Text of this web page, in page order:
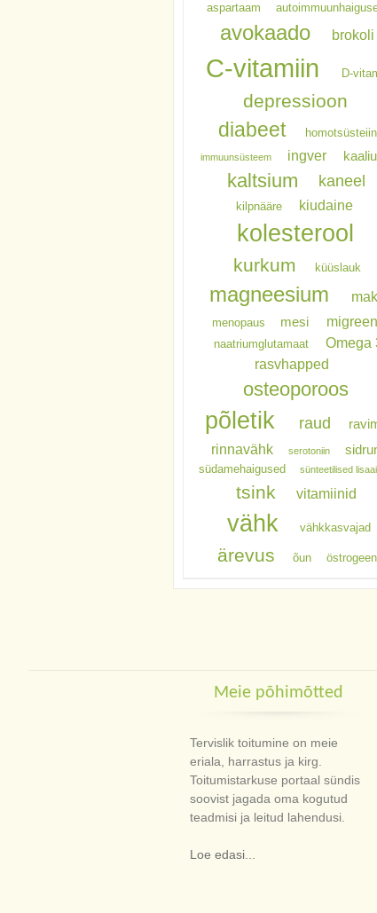
aspartaam
avokaado brokoli
C-vitamiin D-
depressioon
diabeet homotsüsteiin
immuunsüsteem ingver
kaltsium kaneel
kilpnääre kiudaine
kolesterool
kurkum küüslauk
magneesium
menopaus mesi migreen
naatriumglutamaat
Omega
rasvhapped
osteoporoos
põletik raud
rinnavähk serotoniin
südamehaigused sünteetilised
tsink vitamiinid
vähk vähkkasvajad
ärevus õun östrogeen
Meie põhimõtted
Tervislik toitumine on meie
eriala, harrastus ja kirg.
Toitumistarkuse portaal sündis
soovist jagada oma kogutud
teadmisi ja leitud lahendusi.
Loe edasi...